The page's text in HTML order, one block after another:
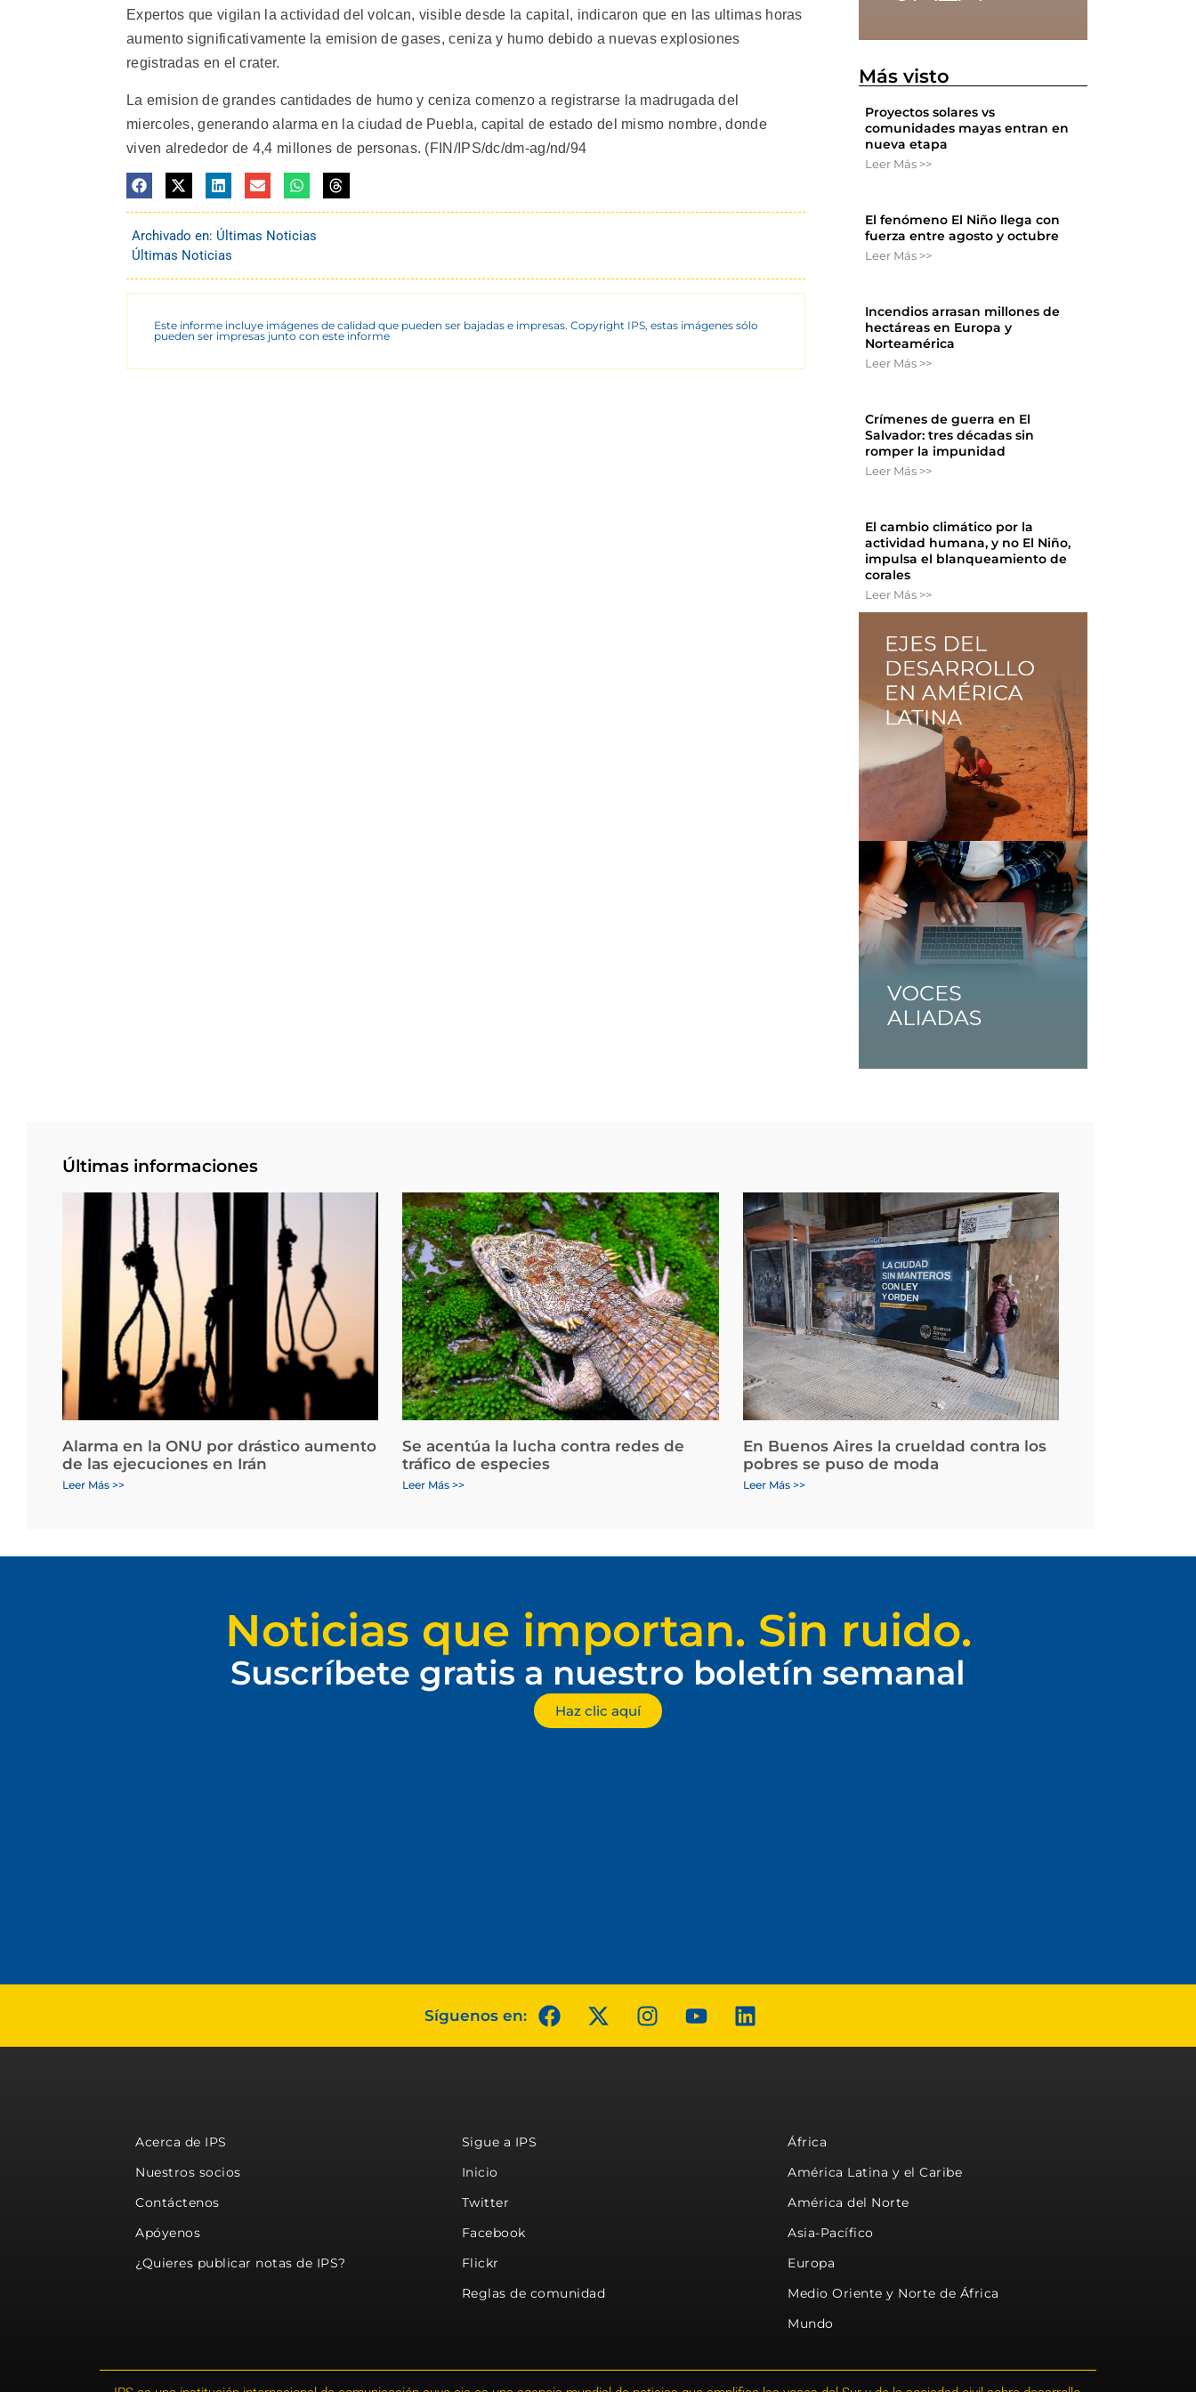
Expertos que vigilan la actividad del volcan, visible desde la capital, indicaron que en las ultimas horas
aumento significativamente la emision de gases, ceniza y humo debido a nuevas explosiones
registradas en el crater.
La emision de grandes cantidades de humo y ceniza comenzo a registrarse la madrugada del
miercoles, generando alarma en la ciudad de Puebla, capital de estado del mismo nombre, donde
viven alrededor de 4,4 millones de personas. (FIN/IPS/dc/dm-ag/nd/94
Archivado en: Últimas Noticias
Últimas Noticias
Este informe incluye imágenes de calidad que pueden ser bajadas e impresas. Copyright IPS, estas imágenes sólo
pueden ser impresas junto con este informe
Más visto
Proyectos solares vs
comunidades mayas entran en
nueva etapa
Leer Más >>
El fenómeno El Niño llega con
fuerza entre agosto y octubre
Leer Más >>
Incendios arrasan millones de
hectáreas en Europa y
Norteamérica
Leer Más >>
Crímenes de guerra en El
Salvador: tres décadas sin
romper la impunidad
Leer Más >>
El cambio climático por la
actividad humana, y no El Niño,
impulsa el blanqueamiento de
corales
Leer Más >>
Últimas informaciones
Alarma en la ONU por drástico aumento
de las ejecuciones en Irán
Leer Más >>
Se acentúa la lucha contra redes de
tráfico de especies
Leer Más >>
En Buenos Aires la crueldad contra los
pobres se puso de moda
Leer Más >>
Noticias que importan. Sin ruido.
Suscríbete gratis a nuestro boletín semanal
Haz clic aquí
Síguenos en:
Acerca de IPS
Nuestros socios
Contáctenos
Apóyenos
¿Quieres publicar notas de IPS?
Sigue a IPS
Inicio
Twitter
Facebook
Flickr
Reglas de comunidad
África
América Latina y el Caribe
América del Norte
Asia-Pacífico
Europa
Medio Oriente y Norte de África
Mundo